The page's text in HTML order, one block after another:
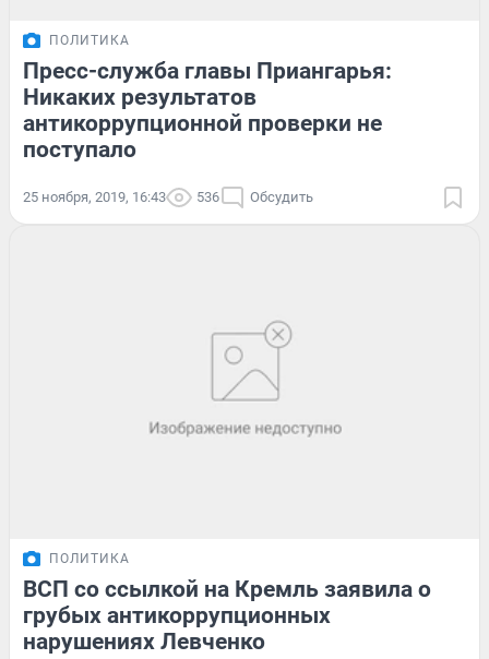
ПОЛИТИКА
Пресс-служба главы Приангарья:
Никаких результатов
антикоррупционной проверки не
поступало
25 ноября, 2019, 16:43 536 Обсудить
ПОЛИТИКА
ВСП со ссылкой на Кремль заявила о
грубых антикоррупционных
нарушениях Левченко